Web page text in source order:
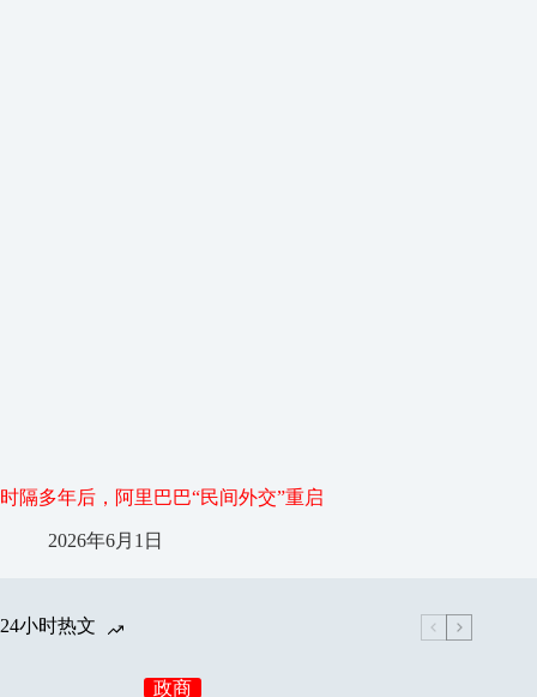
时隔多年后，阿里巴巴“民间外交”重启
2026年6月1日
24小时热文
政商